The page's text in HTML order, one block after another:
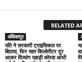
RELATED
अंबिकापुर
पति ने सरकारी ट्राइसिकल पर
बिठाया, फिर सात किलोमीटर दूर
आकर दिव्यांग पहाड़ी कोरवा आंधी